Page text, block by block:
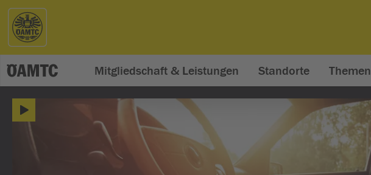
Mitgliedschaft & Leistungen Standorte Themen
ÖAMTC